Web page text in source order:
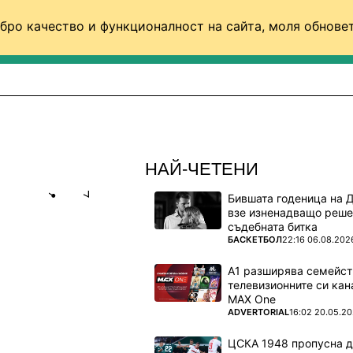
качество и функционалност на сайта, моля
НАЙ-ЧЕТЕНИ
Бившата годеница на
взе изненадващо
съдебната битка
ПОВЕЧЕ ОТ
БАСКЕТБОЛ22:16
А1 разширява
телевизионните си
MAX One
ПОВЕЧЕ ОТ
ADVERTORIAL16:02
ЦСКА 1948 пропусна